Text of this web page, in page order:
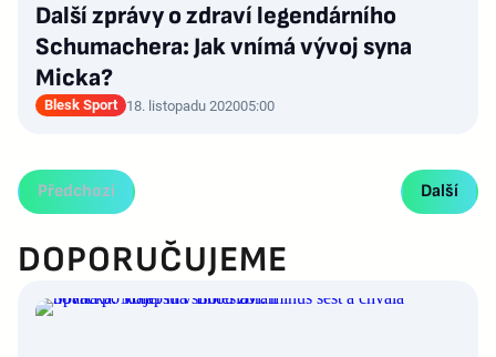
Další zprávy o zdraví legendárního
Schumachera: Jak vnímá vývoj syna
Micka?
Blesk Sport 18. listopadu 202005:00
Předchozí Další
DOPORUČUJEME